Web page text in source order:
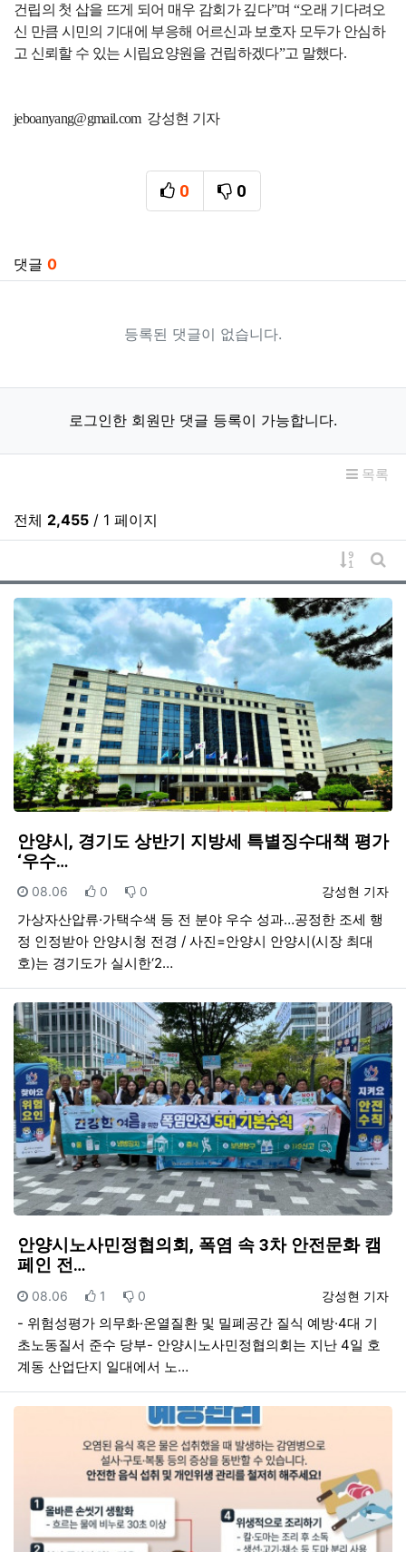
건립의 첫 삽을 뜨게 되어 매우 감회가 깊다”며“오래 기다려오
신 만큼 시민의 기대에 부응해 어르신과 보호자 모두가 안심하
고 신뢰할 수 있는 시립요양원을 건립하겠다”고 말했다.
jeboanyang@gmail.com 강성현 기자
0
추천
0
비추천
댓글 0
등록된 댓글이 없습니다.
로그인한 회원만 댓글 등록이 가능합니다.
목록
전체 2,455 / 1 페이지
게시물
게
안양시, 경기도 상반기 지방세 특별징수대책 평가
‘우수…
등록자
강성현 기자
등록일
08.06 추천
0 비추천
0
가상자산압류·가택수색 등 전 분야 우수 성과…공정한 조세 행
정 인정받아 안양시청 전경 / 사진=안양시 안양시(시장 최대
호)는 경기도가 실시한‘2…
안양시노사민정협의회, 폭염 속 3차 안전문화 캠
페인 전…
등록자
강성현 기자
등록일
08.06 추천
1 비추천
0
- 위험성평가 의무화·온열질환 및 밀폐공간 질식 예방·4대 기
초노동질서 준수 당부- 안양시노사민정협의회는 지난 4일 호
계동 산업단지 일대에서 노…